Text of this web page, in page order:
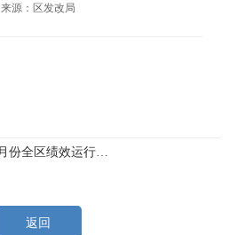
来源：区发改局
附件：发改局2025年1-12月份全区绩效运行监控情况统计表.xlsx
返回